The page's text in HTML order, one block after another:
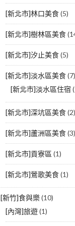
[新北市]林口美食(5)
[新北市]樹林區美食
[新北市]汐止美食(5)
[新北市]淡水區美食(7)
[新北市]淡水區住宿
[新北市]深坑區美食(2)
[新北市]蘆洲區美食(3)
[新北市]貢寮區 (1)
[新北市]鶯歌美食(1)
[新竹]食與樂(10)
[內灣]旅遊(1)